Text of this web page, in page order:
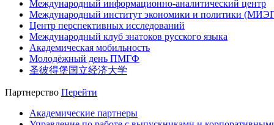
Международный информационно-аналитический центр
Международный институт экономики и политики
Центр перспективных исследований
Международный клуб знатоков русского языка
Академическая мобильность
Молодёжный день ПМГФ
圣彼得堡国立经济大学
Партнерство Перейти
Академические партнеры